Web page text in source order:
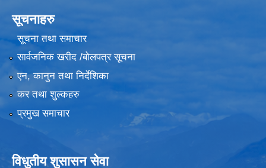
सूचनाहरु
सूचना तथा समाचार
सार्वजनिक खरीद /बोलपत्र सूचना
एन, कानुन तथा निर्देशिका
कर तथा शुल्कहरु
प्रमुख समाचार
विधुतीय शुसासन सेवा